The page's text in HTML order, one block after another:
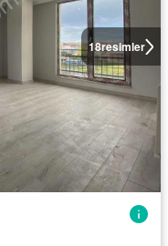
18resimler